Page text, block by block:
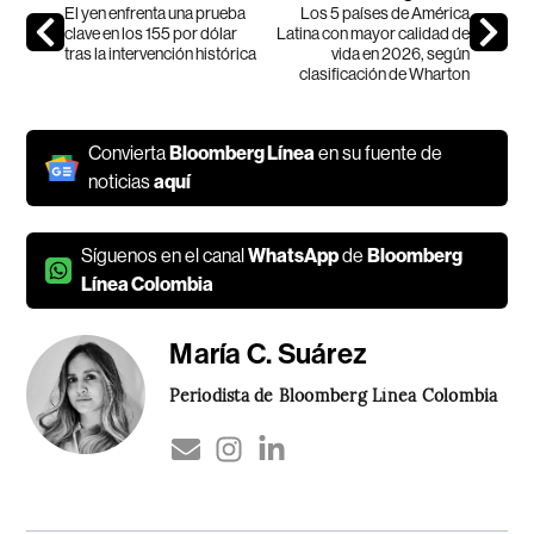
El yen enfrenta una prueba
clave en los 155 por dólar
tras la intervención histórica
Los 5 países de América
Latina con mayor calidad de
vida en 2026, según
clasificación de Wharton
ConviertaBloomberg Líneaen su fuente de
noticiasaquí
Síguenos en el canalWhatsAppdeBloomberg
Línea Colombia
María C. Suárez
Periodista de Bloomberg Línea Colombia